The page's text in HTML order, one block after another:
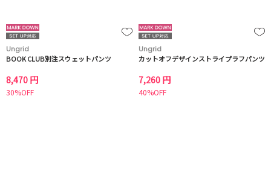
Ungrid
BOOK CLUB別注スウェットパンツ
8,470 円
30%OFF
Ungrid
カットオフデザインストライプラフパンツ
7,260 円
40%OFF